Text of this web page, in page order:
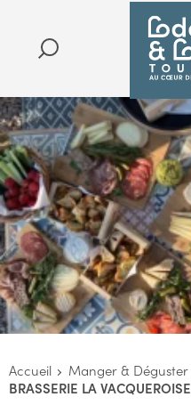
Accueil
Manger & Déguster
BRASSERIE LA VACQUEROISE